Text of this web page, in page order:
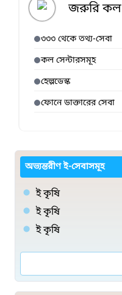
জরুরি কল
৩৩৩ থেকে তথ্য-সেবা
কল সেন্টারসমূহ
হেল্পডেস্ক
ফোনে ডাক্তারের সেবা
অভ্যন্তরীণ ই-সেবাসমূহ
ই কৃষি
ই কৃষি
ই কৃষি